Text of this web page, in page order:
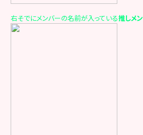
右そでにメンバーの名前が入っている推しメ